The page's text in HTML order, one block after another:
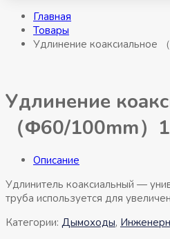
Главная
Товары
Удлинение коаксиальное
Удлинение
（Φ60/100mm）
Описание
Удлинитель коаксиальный —
труба используется для
Категории: Дымоходы,